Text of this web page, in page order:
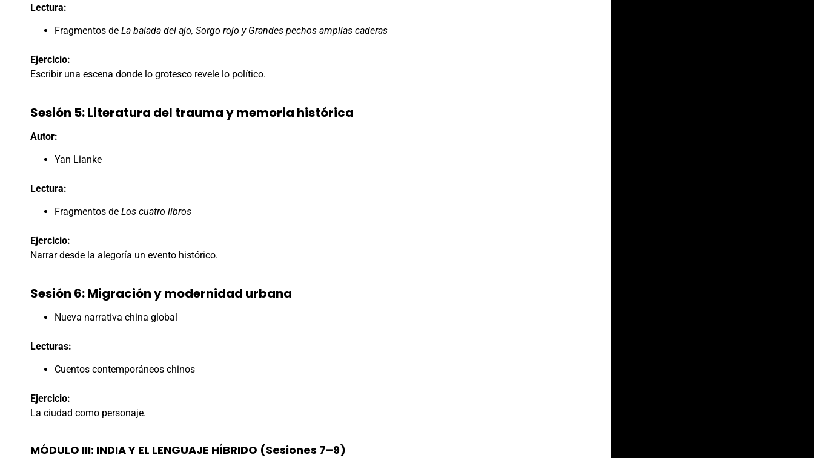
Lectura:
Fragmentos de La balada del ajo, Sorgo rojo y Grandes pechos amplias caderas
Ejercicio:
Escribir una escena donde lo grotesco revele lo político.
Sesión 5: Literatura del trauma y memoria histórica
Autor:
Yan Lianke
Lectura:
Fragmentos de Los cuatro libros
Ejercicio:
Narrar desde la alegoría un evento histórico.
Sesión 6: Migración y modernidad urbana
Nueva narrativa china global
Lecturas:
Cuentos contemporáneos chinos
Ejercicio:
La ciudad como personaje.
MÓDULO III: INDIA Y EL LENGUAJE HÍBRIDO (Sesiones 7–9)